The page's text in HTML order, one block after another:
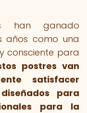
han ganado
años como una
consciente para
postres van
satisfacer
para
para la